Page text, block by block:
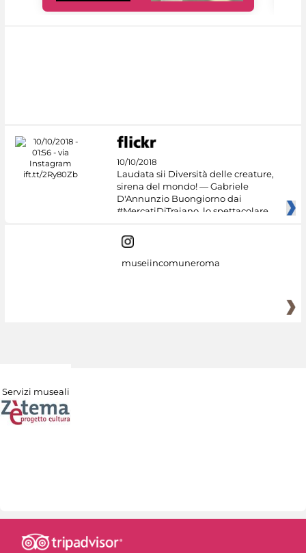
10/10/2018
Laudata sii Diversità delle creature,
sirena del mondo! — Gabriele
D'Annunzio Buongiorno dai
#MercatiDiTraiano, lo spettacolare
museiincomuneroma
Servizi museali